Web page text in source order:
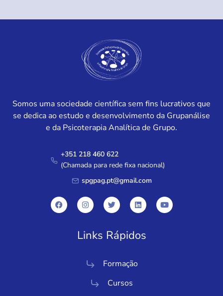
Somos uma sociedade científica sem fins lucrativos que
se dedica ao estudo e desenvolvimento da Grupanálise
e da Psicoterapia Analítica de Grupo.
+351 218 460 622
(Chamada para rede fixa nacional)
spgpag.pt@gmail.com
Links Rápidos
Formação
Cursos